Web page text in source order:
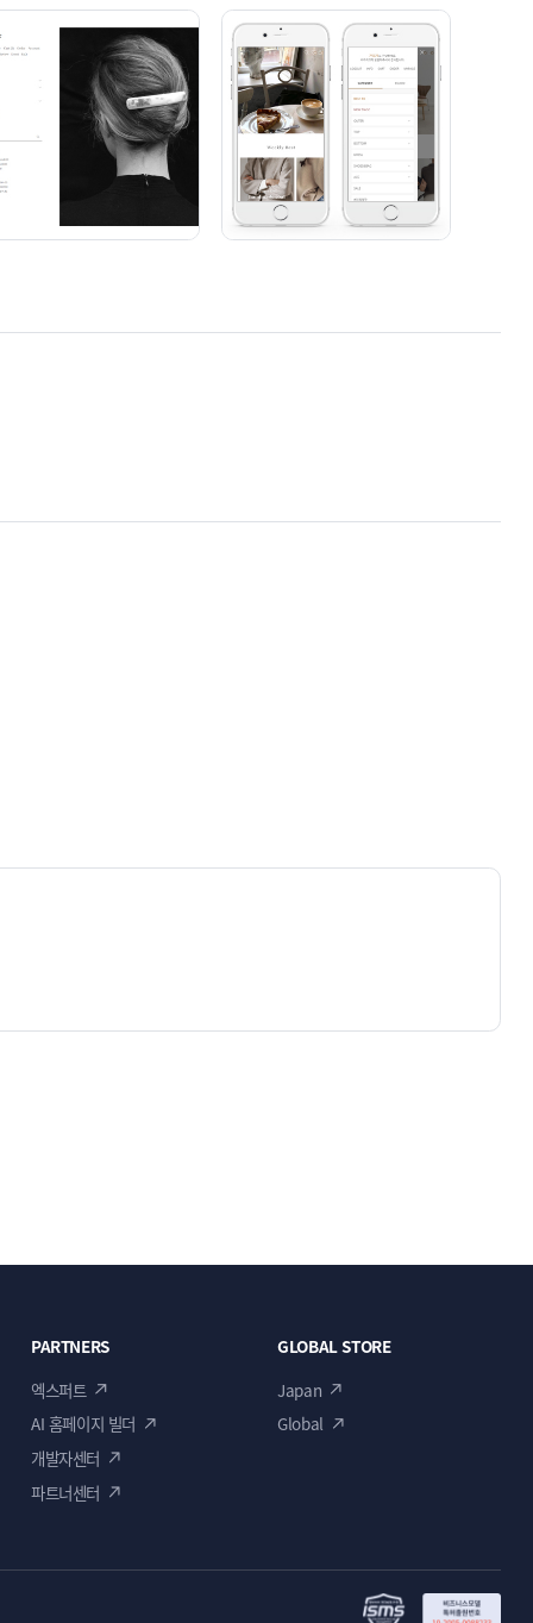
PARTNERS
엑스퍼트
AI 홈페이지 빌더
개발자센터
파트너센터
GLOBAL STORE
Japan
Global